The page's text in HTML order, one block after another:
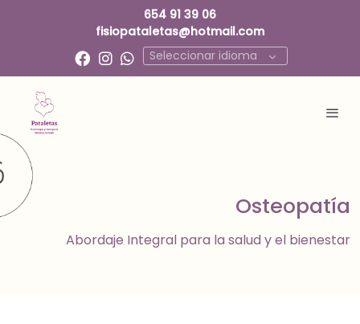
654 91 39 06
fisiopataletas@hotmail.com
Seleccionar idioma
Osteopatía
Abordaje Integral para la salud y el bienestar